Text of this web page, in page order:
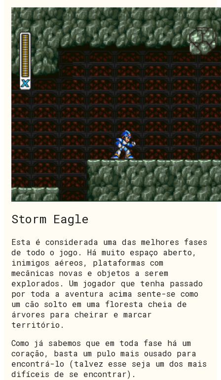
Storm Eagle
Esta é considerada uma das melhores fases
de todo o jogo. Há muito espaço aberto,
inimigos aéreos, plataformas com
mecânicas novas e objetos a serem
explorados. Um jogador que tenha passado
por toda a aventura acima sente-se como
um cão solto em uma floresta cheia de
árvores para cheirar e marcar
território.
Como já sabemos que em toda fase há um
coração, basta um pulo mais ousado para
encontrá-lo (talvez esse seja um dos mais
difíceis de se encontrar).